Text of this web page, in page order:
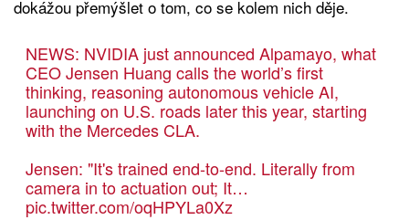
dokážou přemýšlet o tom, co se kolem nich děje.
NEWS: NVIDIA just announced Alpamayo, what
CEO Jensen Huang calls the world’s first
thinking, reasoning autonomous vehicle AI,
launching on U.S. roads later this year, starting
with the Mercedes CLA.
Jensen: "It's trained end-to-end. Literally from
camera in to actuation out; It…
pic.twitter.com/oqHPYLa0Xz